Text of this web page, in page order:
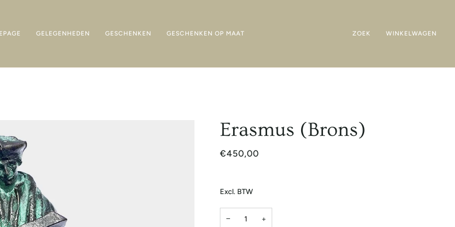
GELEGENHEDEN GESCHENKEN GESCHENKEN OP MAAT ZOEK WINKELWAGEN
Erasmus (Brons)
€450,00
Excl. BTW
− +